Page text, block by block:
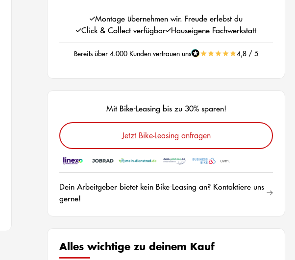
Montage übernehmen wir. Freude erlebst du
Click & Collect verfügbar Hauseigene Fachwerkstatt
Bereits über 4.000 Kunden vertrauen uns 4,8 / 5
Mit Bike-Leasing bis zu 30% sparen!
Jetzt Bike-Leasing anfragen
Dein Arbeitgeber bietet kein Bike-Leasing an? Kontaktiere uns
gerne!
Alles wichtige zu deinem Kauf